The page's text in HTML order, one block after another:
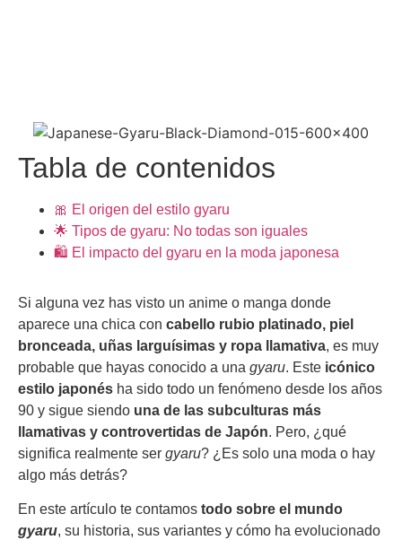
Tabla de contenidos
🎀 El origen del estilo gyaru
🌟 Tipos de gyaru: No todas son iguales
🛍️ El impacto del gyaru en la moda japonesa
Si alguna vez has visto un anime o manga donde
aparece una chica con cabello rubio platinado, piel
bronceada, uñas larguísimas y ropa llamativa, es muy
probable que hayas conocido a una gyaru. Este icónico
estilo japonés ha sido todo un fenómeno desde los años
90 y sigue siendo una de las subculturas más
llamativas y controvertidas de Japón. Pero, ¿qué
significa realmente ser gyaru? ¿Es solo una moda o hay
algo más detrás?
En este artículo te contamos todo sobre el mundo
gyaru, su historia, sus variantes y cómo ha evolucionado